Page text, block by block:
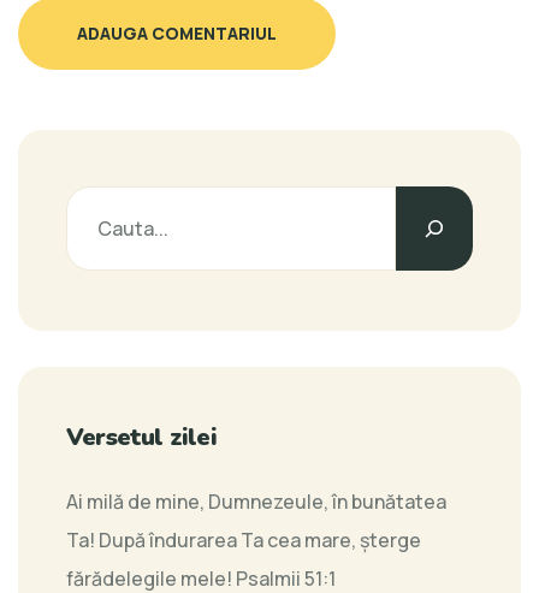
ADAUGA COMENTARIUL
Versetul zilei
Ai milă de mine, Dumnezeule, în bunătatea
Ta! După îndurarea Ta cea mare, şterge
fărădelegile mele! Psalmii 51:1